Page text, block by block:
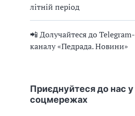
літній період
📲 Долучайтеся до Telegram-
каналу «Педрада. Новини»
Приєднуйтеся до нас у
соцмережах